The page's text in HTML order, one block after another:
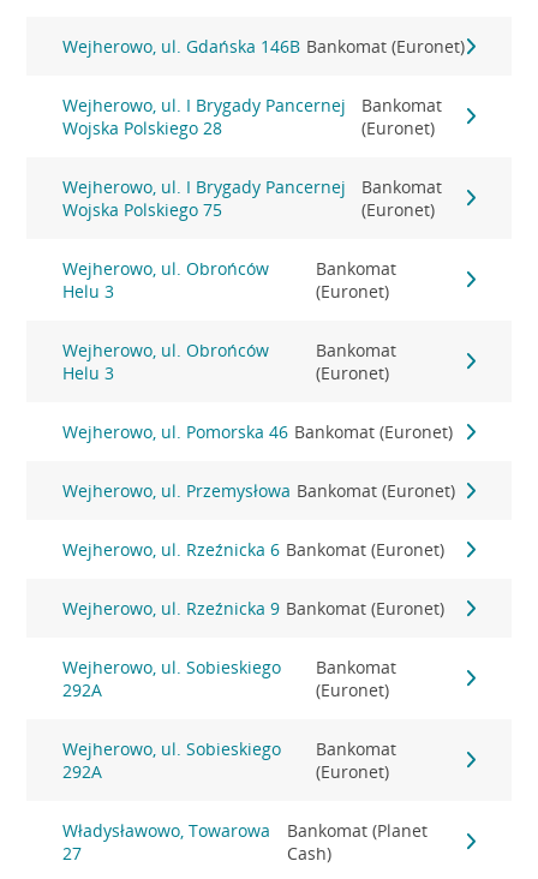
Wejherowo, ul. Gdańska 146B Bankomat (Euronet)
Wejherowo, ul. I Brygady Pancernej
Wojska Polskiego 28
Bankomat
(Euronet)
Wejherowo, ul. I Brygady Pancernej
Wojska Polskiego 75
Bankomat
(Euronet)
Wejherowo, ul. Obrońców
Helu 3
Bankomat
(Euronet)
Wejherowo, ul. Obrońców
Helu 3
Bankomat
(Euronet)
Wejherowo, ul. Pomorska 46 Bankomat (Euronet)
Wejherowo, ul. Przemysłowa Bankomat (Euronet)
Wejherowo, ul. Rzeźnicka 6 Bankomat (Euronet)
Wejherowo, ul. Rzeźnicka 9 Bankomat (Euronet)
Wejherowo, ul. Sobieskiego
292A
Bankomat
(Euronet)
Wejherowo, ul. Sobieskiego
292A
Bankomat
(Euronet)
Władysławowo, Towarowa
27
Bankomat (Planet
Cash)